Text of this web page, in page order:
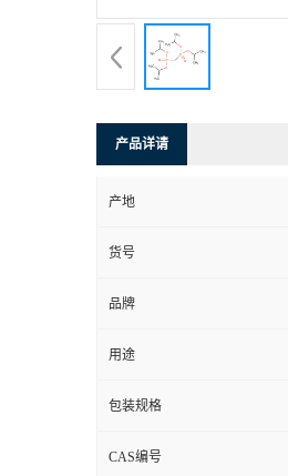
产品详请
产地
货号
品牌
用途
包装规格
CAS编号